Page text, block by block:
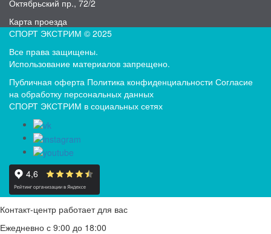
Октябрьский пр., 72/2
Карта проезда
СПОРТ ЭКСТРИМ © 2025
Все права защищены.
Использование материалов запрещено.
Публичная оферта Политика конфиденциальности Согласие
на обработку персональных данных
СПОРТ ЭКСТРИМ в социальных сетях
Контакт-центр работает для вас
Ежедневно с 9:00 до 18:00